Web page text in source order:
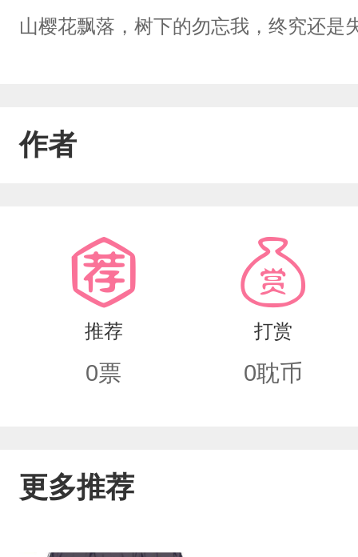
山樱花飘落，树下的勿忘我，终究还是
作者
推荐
0票
打赏
0耽币
更多推荐